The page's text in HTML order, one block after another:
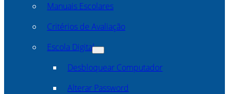
Manuais Escolares
Critérios de Avaliação
Escola Digital
Desbloquear Computador
Alterar Password